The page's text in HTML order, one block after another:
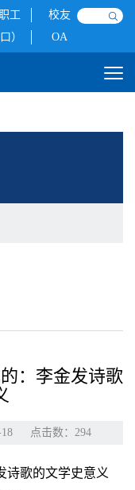
工
校友
） OA
：李金发诗歌
点击数： 294
诗歌的文学史意义